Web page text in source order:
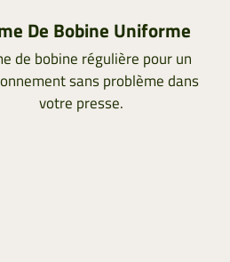
De Bobine Uniforme
de bobine régulière pour un
sans problème dans
votre presse.